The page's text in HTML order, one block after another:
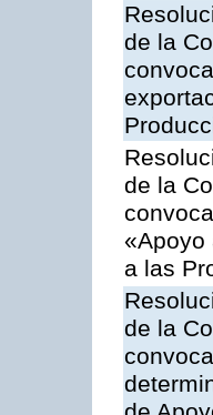
de la
de la
«Apoyo
a las
de la